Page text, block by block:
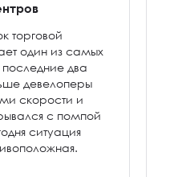
торговой
один из самых
два
девелоперы
скорости и
с помпой
ситуация